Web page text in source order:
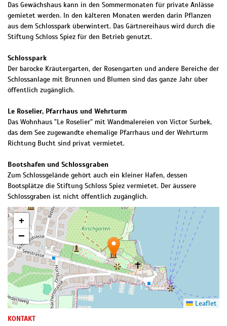
Das Gewächshaus kann in den Sommermonaten für private Anlässe
gemietet werden. In den kälteren Monaten werden darin Pflanzen
aus dem Schlosspark überwintert. Das Gärtnereihaus wird durch die
Stiftung Schloss Spiez für den Betrieb genutzt.
Schlosspark
Der barocke Kräutergarten, der Rosengarten und andere Bereiche der
Schlossanlage mit Brunnen und Blumen sind das ganze Jahr über
öffentlich zugänglich.
Le Roselier, Pfarrhaus und Wehrturm
Das Wohnhaus "Le Roselier" mit Wandmalereien von Victor Surbek,
das dem See zugewandte ehemalige Pfarrhaus und der Wehrturm
Richtung Bucht sind privat vermietet.
Bootshafen und Schlossgraben
Zum Schlossgelände gehört auch ein kleiner Hafen, dessen
Bootsplätze die Stiftung Schloss Spiez vermietet. Der äussere
Schlossgraben ist nicht öffentlich zugänglich.
+
−
Leaflet
KONTAKT